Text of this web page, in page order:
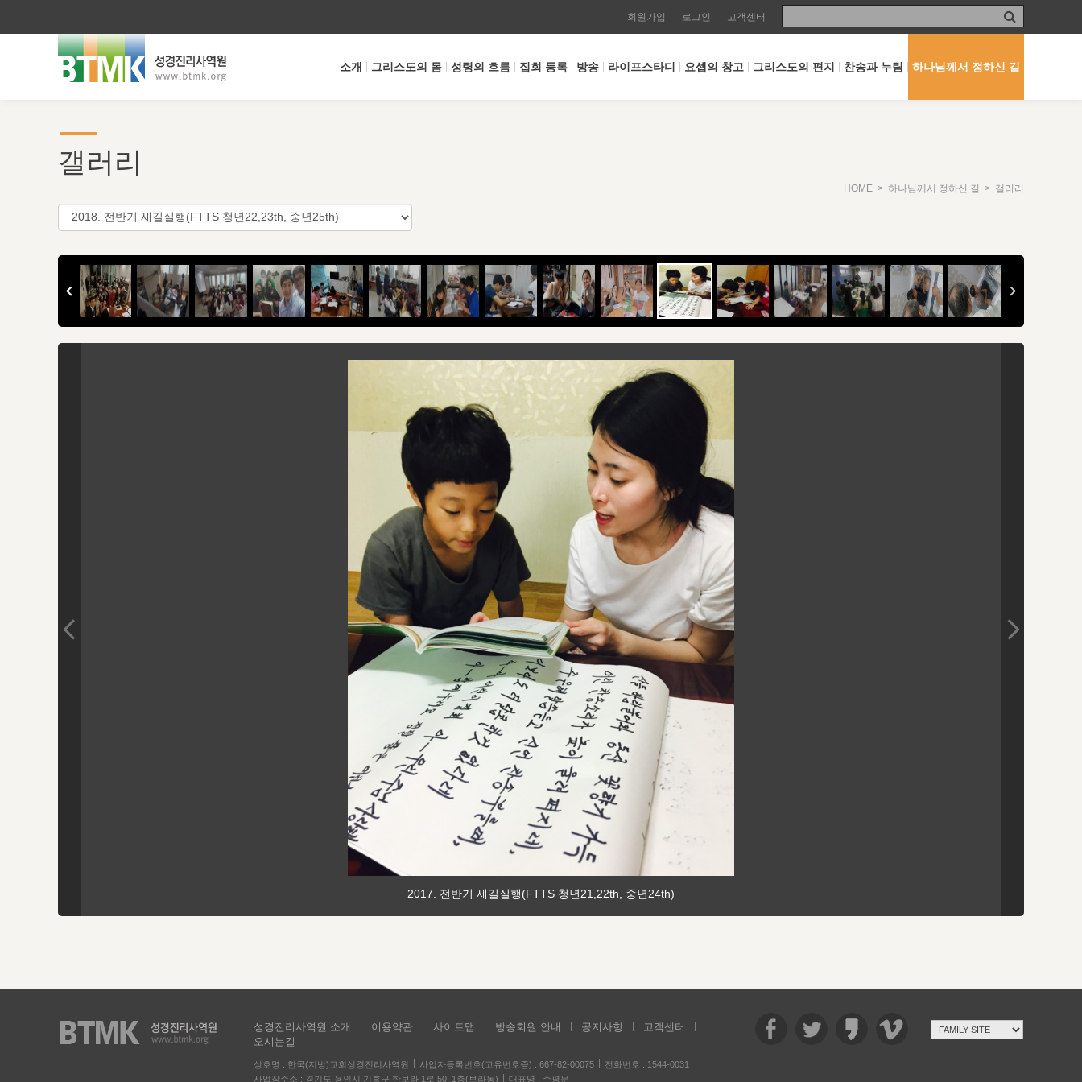
회원가입 로그인 고객센터
소개 그리스도의 몸 성령의 흐름 집회 등록 방송 라이프스타디 요셉의 창고 그리스도의 편지 찬송과 누림 하나님께서 정하신 길
갤러리
HOME > 하나님께서 정하신 길 > 갤러리
2017. 전반기 새길실행(FTTS 청년21,22th, 중년24th)
성경진리사역원 소개 이용약관 사이트맵 방송회원 안내 공지사항
고객센터
오시는길
상호명 : 한국(지방)교회성경진리사역원 사업자등록번호(고유번호증) : 667-82-00075
전화번호 : 1544-0031
사업장주소 : 경기도 용인시 기흥구 한보라 1로 50, 1층(보라동)
대표명 : 주평문